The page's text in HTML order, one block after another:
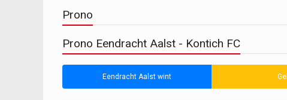
Prono
Prono Eendracht Aalst - Kontich FC
Eendracht Aalst wint